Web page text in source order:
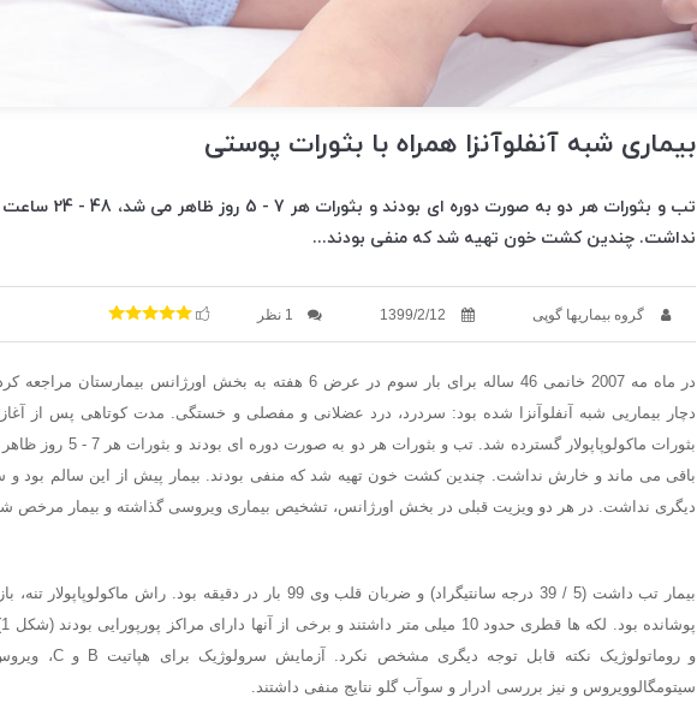
بیماری شبه آنفلوآنزا همراه با بثورات پوستی
تب و بثورات هر دو به
نداشت. چندین کشت خون تهیه شد که منفی بودند...
گروه بیماریها گوپی 1399/2/12 1 نظر
دچار بیماریی شبه آنفلوآنزا شده بود: سردرد، درد عضلانی و مفصلی و خستگی. مدت کوتاهی پس از آغاز
باقی می ماند و خارش نداشت. چندین کشت خون تهیه شد که منفی بودند. بیمار پیش از این سالم بود و
دیگری نداشت. در هر دو ویزیت قبلی در بخش اورژانس، تشخیص بیماری ویروسی گذاشته و بیمار مرخص
بیمار تب داشت (5 / 39 درجه سانتیگراد) و ضربان قلب وی 99 بار در دقیقه بود. راش
سیتومگالوویروس و نیز بررسی ادرار و سوآب گلو نتایج منفی داشتند.